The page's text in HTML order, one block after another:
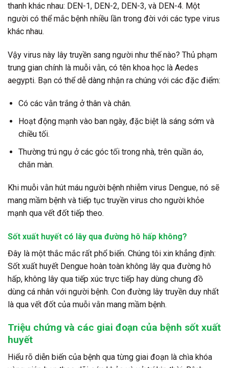
thanh khác nhau: DEN-1, DEN-2, DEN-3, và DEN-4. Một
người có thể mắc bệnh nhiều lần trong đời với các type virus
khác nhau.
Vậy virus này lây truyền sang người như thế nào? Thủ phạm
trung gian chính là muỗi vằn, có tên khoa học là Aedes
aegypti. Bạn có thể dễ dàng nhận ra chúng với các đặc điểm:
Có các vằn trắng ở thân và chân.
Hoạt động mạnh vào ban ngày, đặc biệt là sáng sớm và
chiều tối.
Thường trú ngụ ở các góc tối trong nhà, trên quần áo,
chăn màn.
Khi muỗi vằn hút máu người bệnh nhiễm virus Dengue, nó sẽ
mang mầm bệnh và tiếp tục truyền virus cho người khỏe
mạnh qua vết đốt tiếp theo.
Sốt xuất huyết có lây qua đường hô hấp không?
Đây là một thắc mắc rất phổ biến. Chúng tôi xin khẳng định:
Sốt xuất huyết Dengue hoàn toàn không lây qua đường hô
hấp, không lây qua tiếp xúc trực tiếp hay dùng chung đồ
dùng cá nhân với người bệnh. Con đường lây truyền duy nhất
là qua vết đốt của muỗi vằn mang mầm bệnh.
Triệu chứng và các giai đoạn của bệnh sốt xuất
huyết
Hiểu rõ diễn biến của bệnh qua từng giai đoạn là chìa khóa